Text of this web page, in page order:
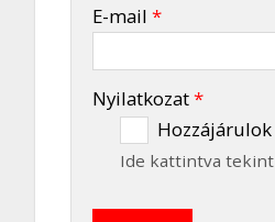
E-mail *
Nyilatkozat*
Hozzájárulok
Ide kattintva